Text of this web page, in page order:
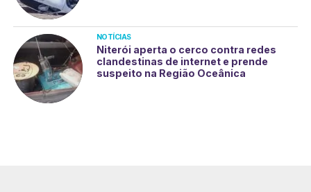
NOTÍCIAS
Niterói aperta o cerco contra redes
clandestinas de internet e prende
suspeito na Região Oceânica